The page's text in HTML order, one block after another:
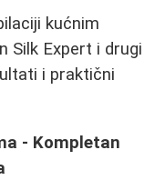
kućnim
Silk Expert i drugi
i praktični
- Kompletan